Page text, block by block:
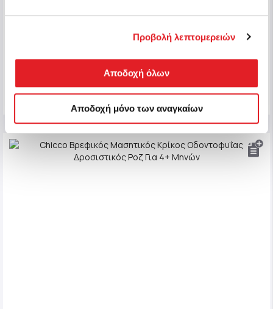
Προβολή λεπτομερειών
Αποδοχή όλων
Αποδοχή μόνο των αναγκαίων
7,90 €
Άμεσα διαθέσιμο
Αγορά